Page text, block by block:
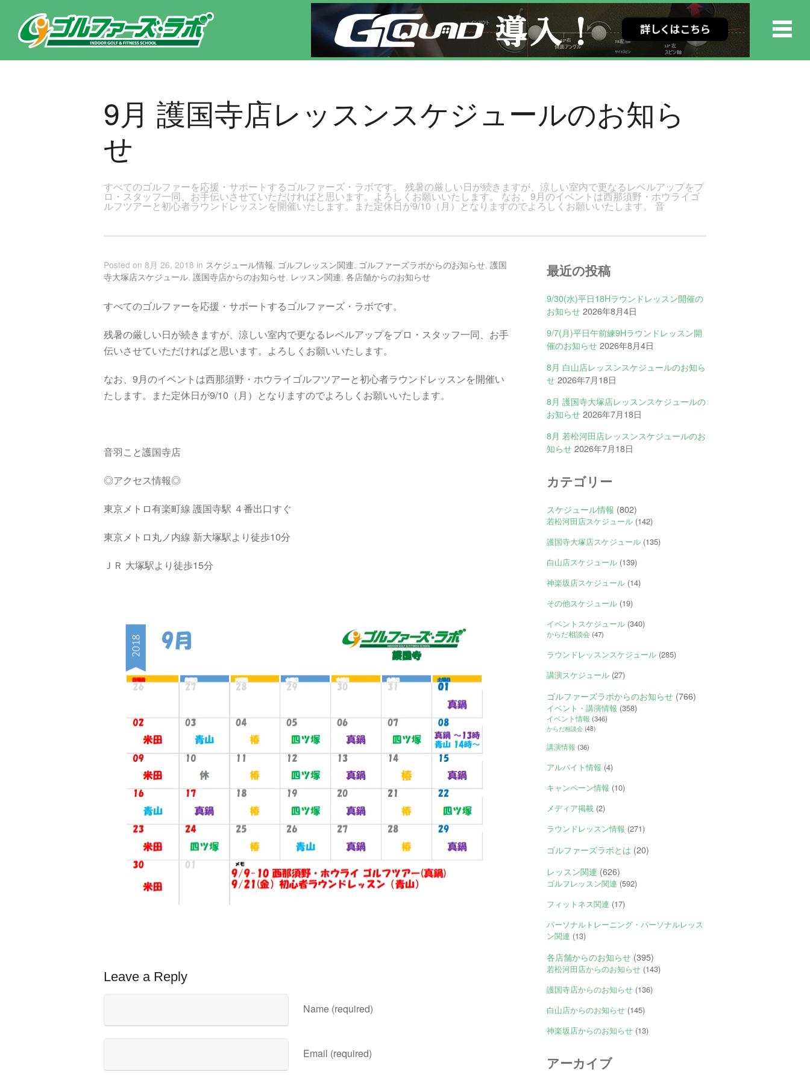
東京都新宿区・文京区ゴルフレッスンのゴルファーズ・ラボ » 9月 護国寺店レッスンスケジュールのお知らせのページです。新宿区、若松河田で気軽にゴルフレッスン！
9月 護国寺店レッスンスケジュールのお知ら
せ
すべてのゴルファーを応援・サポートするゴルファーズ・ラボです。 残暑の厳しい日が続きますが、涼しい室内で更なるレベルアップをプ
ロ・スタッフ一同、お手伝いさせていただければと思います。よろしくお願いいたします。 なお、9月のイベントは西那須野・ホウライゴ
ルフツアーと初心者ラウンドレッスンを開催いたします。また定休日が9/10（月）となりますのでよろしくお願いいたします。 音
Posted on 8月 26, 2018 in スケジュール情報, ゴルフレッスン関連, ゴルファーズラボからのお知らせ, 護国
寺大塚店スケジュール, 護国寺店からのお知らせ, レッスン関連, 各店舗からのお知らせ
すべてのゴルファーを応援・サポートするゴルファーズ・ラボです。
残暑の厳しい日が続きますが、涼しい室内で更なるレベルアップをプロ・スタッフ一同、お手
伝いさせていただければと思います。よろしくお願いいたします。
なお、9月のイベントは西那須野・ホウライゴルフツアーと初心者ラウンドレッスンを開催い
たします。また定休日が9/10（月）となりますのでよろしくお願いいたします。
音羽こと護国寺店
◎アクセス情報◎
東京メトロ有楽町線 護国寺駅 ４番出口すぐ
東京メトロ丸ノ内線 新大塚駅より徒歩10分
ＪＲ 大塚駅より徒歩15分
Leave a Reply
Name (required)
Email (required)
最近の投稿
9/30(水)平日18Hラウンドレッスン開催の
お知らせ2026年8月4日
9/7(月)平日午前練9Hラウンドレッスン開
催のお知らせ2026年8月4日
8月 白山店レッスンスケジュールのお知ら
せ2026年7月18日
8月 護国寺大塚店レッスンスケジュールの
お知らせ2026年7月18日
8月 若松河田店レッスンスケジュールのお
知らせ2026年7月18日
カテゴリー
スケジュール情報 (802)
若松河田店スケジュール (142)
護国寺大塚店スケジュール (135)
白山店スケジュール (139)
神楽坂店スケジュール (14)
その他スケジュール (19)
イベントスケジュール (340)
からだ相談会 (47)
ラウンドレッスンスケジュール (285)
講演スケジュール (27)
ゴルファーズラボからのお知らせ (766)
イベント・講演情報 (358)
イベント情報 (346)
からだ相談会 (48)
講演情報 (36)
アルバイト情報 (4)
キャンペーン情報 (10)
メディア掲載 (2)
ラウンドレッスン情報 (271)
ゴルファーズラボとは (20)
レッスン関連 (626)
ゴルフレッスン関連 (592)
フィットネス関連 (17)
パーソナルトレーニング・パーソナルレッス
ン関連 (13)
各店舗からのお知らせ (395)
若松河田店からのお知らせ (143)
護国寺店からのお知らせ (136)
白山店からのお知らせ (145)
神楽坂店からのお知らせ (13)
アーカイブ